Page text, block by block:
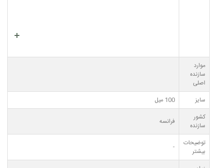
موارد
سازنده
اصلی
سایز
100 میل
کشور
سازنده
فرانسه
توضیحات
بیشتر
-